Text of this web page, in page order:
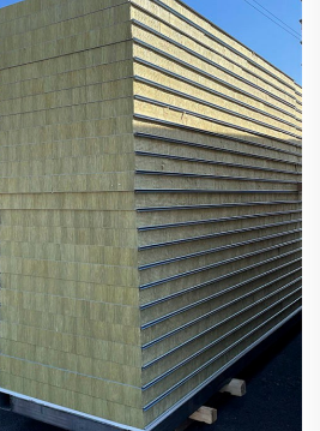
Desinfektionsmitteln,
hohe Festigkeit erfüllen.